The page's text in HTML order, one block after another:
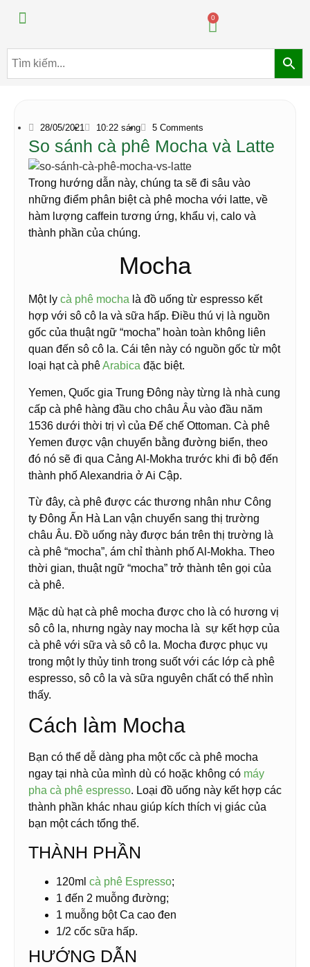
0
28/05/2021 10:22 sáng 5 Comments
So sánh cà phê Mocha và Latte
Trong hướng dẫn này, chúng ta sẽ đi sâu vào
những điểm phân biệt cà phê mocha với latte, về
hàm lượng caffein tương ứng, khẩu vị, calo và
thành phần của chúng.
Mocha
Một ly cà phê mocha là đồ uống từ espresso kết
hợp với sô cô la và sữa hấp. Điều thú vị là nguồn
gốc của thuật ngữ “mocha” hoàn toàn không liên
quan đến sô cô la. Cái tên này có nguồn gốc từ một
loại hạt cà phêArabica đặc biệt.
Yemen, Quốc gia Trung Đông này từng là nhà cung
cấp cà phê hàng đầu cho châu Âu vào đầu năm
1536 dưới thời trị vì của Đế chế Ottoman. Cà phê
Yemen được vận chuyển bằng đường biển, theo
đó nó sẽ đi qua Cảng Al-Mokha trước khi đi bộ đến
thành phố Alexandria ở Ai Cập.
Từ đây, cà phê được các thương nhân như Công
ty Đông Ấn Hà Lan vận chuyển sang thị trường
châu Âu. Đồ uống này được bán trên thị trường là
cà phê “mocha”, ám chỉ thành phố Al-Mokha. Theo
thời gian, thuật ngữ “mocha” trở thành tên gọi của
cà phê.
Mặc dù hạt cà phê mocha được cho là có hương vị
sô cô la, nhưng ngày nay mocha là sự kết hợp của
cà phê với sữa và sô cô la. Mocha được phục vụ
trong một ly thủy tinh trong suốt với các lớp cà phê
espresso, sô cô la và sữa nguyên chất có thể nhìn
thấy.
Cách làm Mocha
Bạn có thể dễ dàng pha một cốc cà phê mocha
ngay tại nhà của mình dù có hoặc không có máy
pha cà phê espresso. Loại đồ uống này kết hợp các
thành phần khác nhau giúp kích thích vị giác của
bạn một cách tổng thể.
THÀNH PHẦN
120ml cà phê Espresso;
1 đến 2 muỗng đường;
1 muỗng bộtCa cao đen
1/2 cốc sữa hấp.
HƯỚNG DẪN